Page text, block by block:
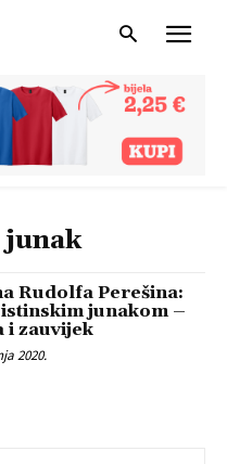
Rudolfa Perešina:
junakom –
i zauvijek
2020.